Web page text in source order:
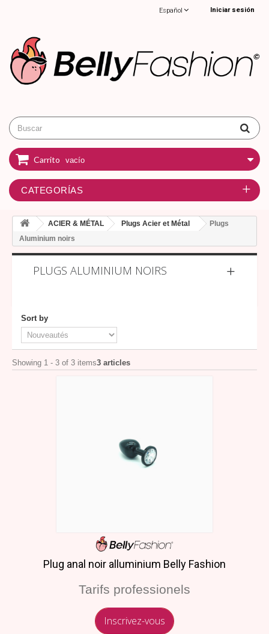
Iniciar sesión
Español
Carrito vacío
CATEGORÍAS
ACIER & MÉTAL Plugs Acier et Métal
Plugs
Aluminium noirs
PLUGS ALUMINIUM NOIRS
Sort by
Showing 1 - 3 of 3 items3 articles
Plug anal noir alluminium Belly Fashion
Tarifs professionels
Inscrivez-vous